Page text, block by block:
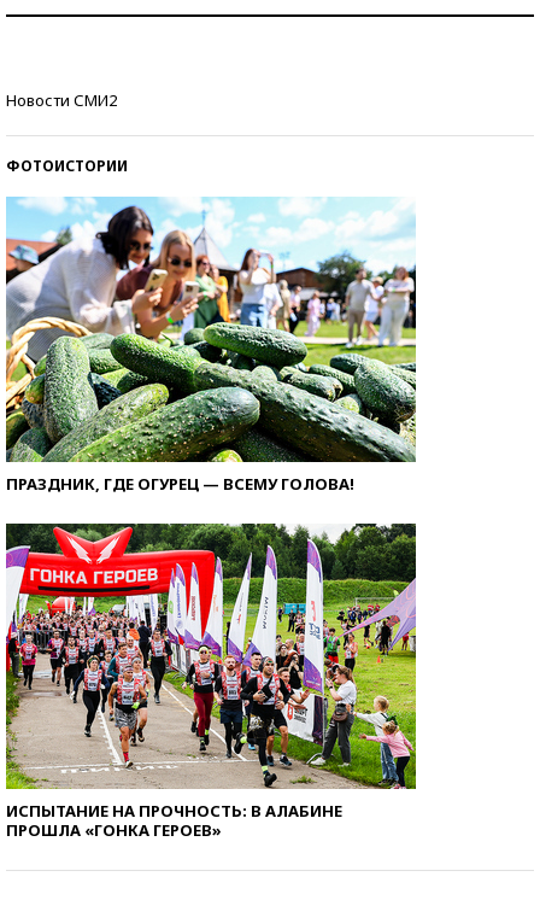
Новости СМИ2
ФОТОИСТОРИИ
ПРАЗДНИК, ГДЕ ОГУРЕЦ — ВСЕМУ ГОЛОВА!
ИСПЫТАНИЕ НА ПРОЧНОСТЬ: В АЛАБИНЕ
ПРОШЛА «ГОНКА ГЕРОЕВ»